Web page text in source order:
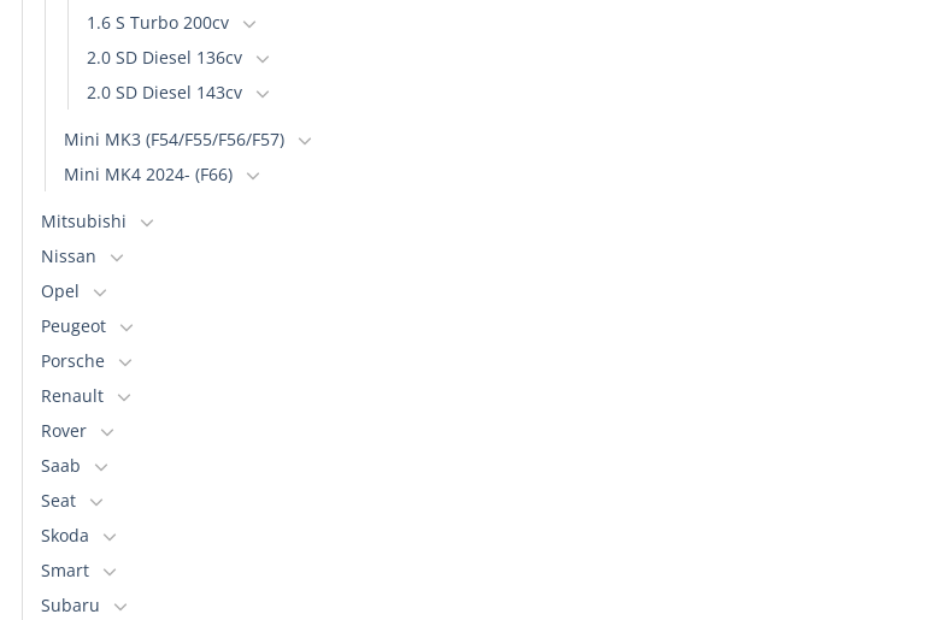
1.6 S Turbo 200cv
2.0 SD Diesel 136cv
2.0 SD Diesel 143cv
Mini MK3 (F54/F55/F56/F57)
Mini MK4 2024- (F66)
Mitsubishi
Nissan
Opel
Peugeot
Porsche
Renault
Rover
Saab
Seat
Skoda
Smart
Subaru